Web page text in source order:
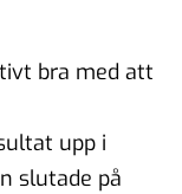
bra med att
upp i
slutade på